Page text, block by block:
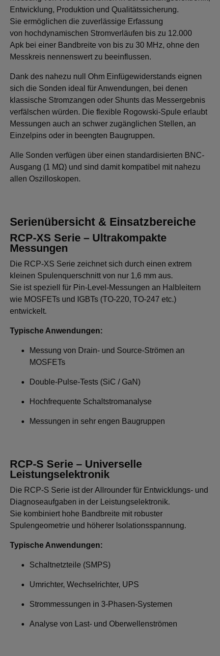
Entwicklung, Produktion und Qualitätssicherung.
Sie ermöglichen die zuverlässige Erfassung
von hochdynamischen Stromverläufen bis zu 12.000
Apk bei einer Bandbreite von bis zu 30 MHz, ohne den
Messkreis nennenswert zu beeinflussen.
Dank des nahezu null Ohm Einfügewiderstands eignen
sich die Sonden ideal für Anwendungen, bei denen
klassische Stromzangen oder Shunts das Messergebnis
verfälschen würden. Die flexible Rogowski-Spule erlaubt
Messungen auch an schwer zugänglichen Stellen, an
Einzelpins oder in beengten Baugruppen.
Alle Sonden verfügen über einen standardisierten BNC-
Ausgang (1 MΩ) und sind damit kompatibel mit nahezu
allen Oszilloskopen.
Serienübersicht & Einsatzbereiche
RCP-XS Serie – Ultrakompakte
Messungen
Die RCP-XS Serie zeichnet sich durch einen extrem
kleinen Spulenquerschnitt von nur 1,6 mm aus.
Sie ist speziell für Pin-Level-Messungen an Halbleitern
wie MOSFETs und IGBTs (TO-220, TO-247 etc.)
entwickelt.
Typische Anwendungen:
Messung von Drain- und Source-Strömen an
MOSFETs
Double-Pulse-Tests (SiC / GaN)
Hochfrequente Schaltstromanalyse
Messungen in sehr engen Baugruppen
RCP-S Serie – Universelle
Leistungselektronik
Die RCP-S Serie ist der Allrounder für Entwicklungs- und
Diagnoseaufgaben in der Leistungselektronik.
Sie kombiniert hohe Bandbreite mit robuster
Spulengeometrie und höherer Isolationsspannung.
Typische Anwendungen:
Schaltnetzteile (SMPS)
Umrichter, Wechselrichter, UPS
Strommessungen in 3-Phasen-Systemen
Analyse von Last- und Oberwellenströmen